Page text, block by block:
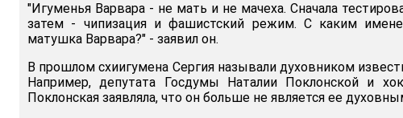
"Игуменья Варвара - не мать и не мачеха. Сначала
затем - чипизация и фашистский режим. С каким
матушка Варвара?" - заявил он.
В прошлом схиигумена Сергия называли духовником
Например, депутата Госдумы Наталии Поклонской и
Поклонская заявляла, что он больше не является ее